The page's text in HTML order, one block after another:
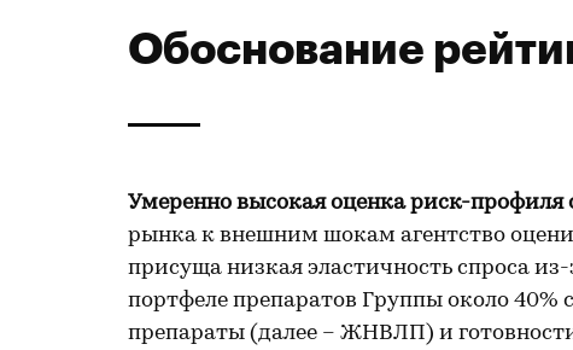
Обоснование
Умеренно высокая оценка риск-профиля
рынка к внешним шокам агентство
присуща низкая эластичность спроса
портфеле препаратов Группы около
препараты (далее – ЖНВЛП) и